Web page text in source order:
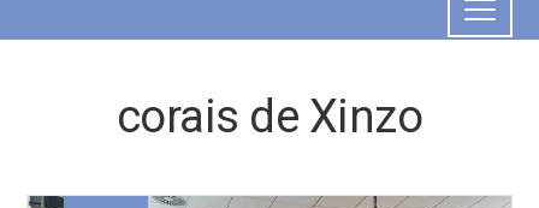
corais de Xinzo